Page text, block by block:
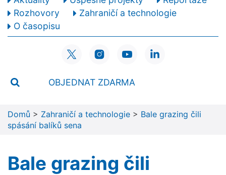
Rozhovory
Zahraničí a technologie
O časopisu
OBJEDNAT ZDARMA
Domů > Zahraničí a technologie > Bale grazing čili
spásání balíků sena
Bale grazing čili